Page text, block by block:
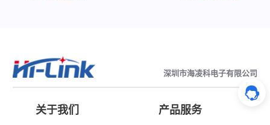
深圳市海凌科电子有限公司
关于我们 产品服务